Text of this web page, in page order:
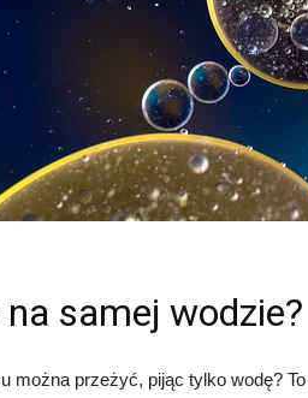
samej wodzie?
można przeżyć, pijąc tylko wodę?